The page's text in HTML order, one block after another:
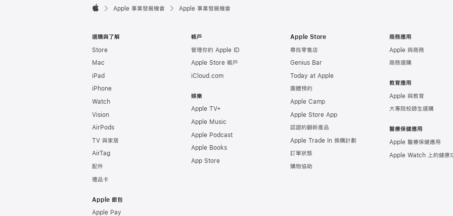

Apple 事業發展機會 Apple 事業發展機會
選購與了解
Store
Mac
iPad
iPhone
Watch
Vision
AirPods
TV 與家居
AirTag
配件
禮品卡
Apple 銀包
Apple Pay
帳戶
管理你的 Apple ID
Apple Store 帳戶
iCloud.com
娛樂
Apple TV+
Apple Music
Apple Podcast
Apple Books
App Store
Apple Store
尋找零售店
Genius Bar
Today at Apple
團體預約
Apple Camp
Apple Store App
認證的翻新產品
Apple Trade In 換購計劃
訂單狀態
購物協助
商務應用
Apple 與商務
商務選購
教育應用
Apple 與教育
大專院校師生選購
醫療保健應用
Apple 醫療保健應用
Apple Watch 上的健康